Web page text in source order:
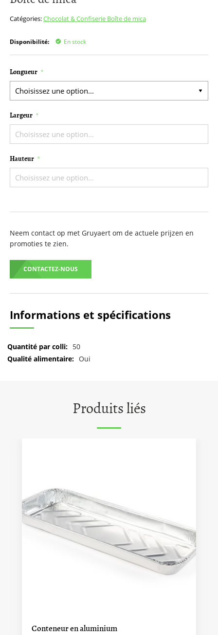
Catégories:Chocolat & Confiserie Boîte de mica
Disponibilité: En stock
Longueur
Largeur
Hauteur
Neem contact op met Gruyaert om de actuele prijzen en
promoties te zien.
CONTACTEZ-NOUS
de
d’images
Informations et spécifications
Pour
plus
50
Oui
Produits liés
Conteneur en aluminium